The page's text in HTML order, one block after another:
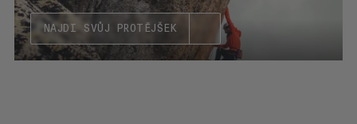
NAJDI SVŮJ PROTĚJŠEK